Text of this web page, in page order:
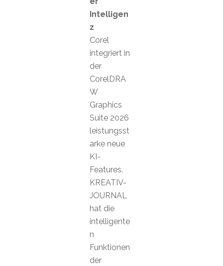
Intelligen
z
Corel
integriert in
der
CorelDRA
W
Graphics
Suite 2026
leistungsst
arke neue
KI-
Features.
KREATIV-
JOURNAL
hat die
intelligente
n
Funktionen
der